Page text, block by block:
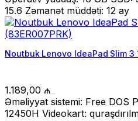
15.6 Zəmanət müddəti: 12 ay
Noutbuk Lenovo IdeaPad Slim 3
1.189,00 ₼
Əməliyyat sistemi: Free DOS
12450H Videokart: